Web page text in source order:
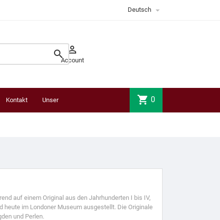
Deutsch 
 
Account
Kontakt Unser shopping_cart 0
auf einem Original aus den Jahrhunderten I bis IV,
heute im Londoner Museum ausgestellt. Die Originale
und Perlen.